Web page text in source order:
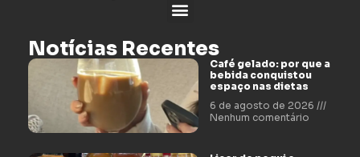
Notícias Recentes
Café gelado: por que a
bebida conquistou
espaço nas dietas
6 de agosto de 2026
Nenhum comentário